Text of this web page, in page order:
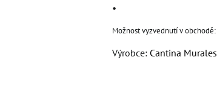
•
Výrobce: Cantina Murales